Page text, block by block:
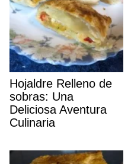
Hojaldre Relleno de
sobras: Una
Deliciosa Aventura
Culinaria